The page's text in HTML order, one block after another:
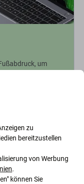
um
unseren
über Rabatte und
zu
bereitzustellen
von Werbung
.
können Sie